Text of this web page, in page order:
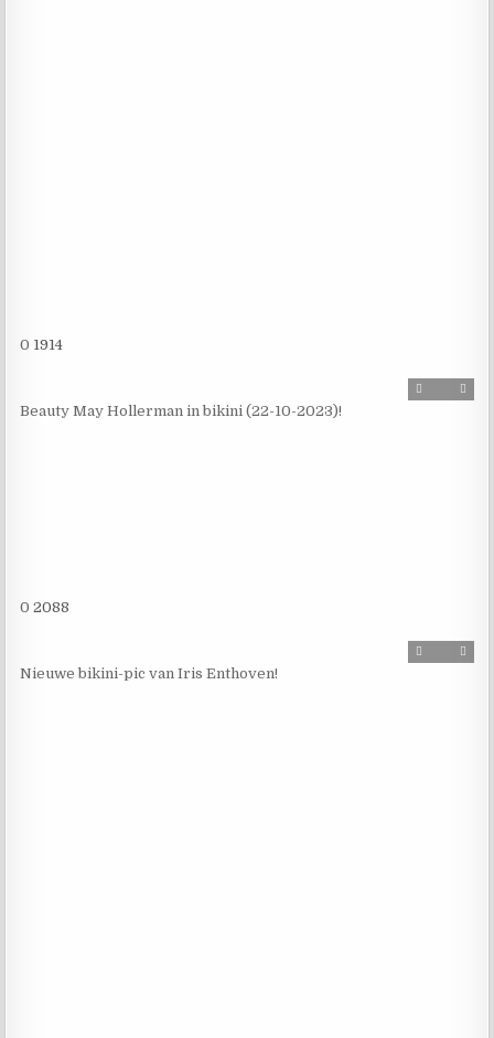
0 1914
Beauty May Hollerman in bikini (22-10-2023)!
0 2088
Nieuwe bikini-pic van Iris Enthoven!